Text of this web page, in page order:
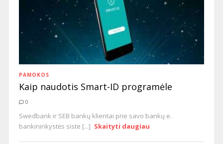
PAMOKOS
Kaip naudotis Smart-ID programėle
0
Swedbank ir SEB bankų klientai prie savo bankų e.
bankininkystės siste [...] Skaityti daugiau